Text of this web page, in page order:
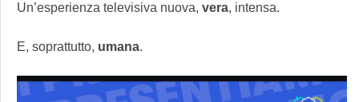
Un’esperienza televisiva nuova, vera, intensa.
E, soprattutto, umana.